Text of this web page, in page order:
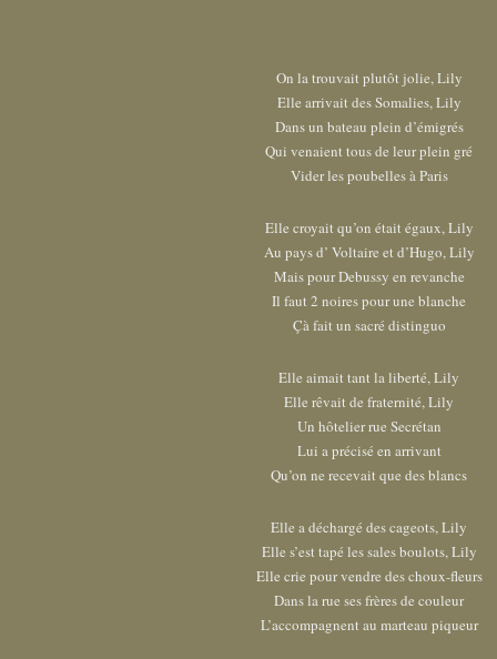
On la trouvait plutôt jolie, Lily
Elle arrivait des Somalies, Lily
Dans un bateau plein d’émigrés
Qui venaient tous de leur plein gré
Vider les poubelles à Paris
Elle croyait qu’on était égaux, Lily
Au pays d’ Voltaire et d’Hugo, Lily
Mais pour Debussy en revanche
Il faut 2 noires pour une blanche
Çà fait un sacré distinguo
Elle aimait tant la liberté, Lily
Elle rêvait de fraternité, Lily
Un hôtelier rue Secrétan
Lui a précisé en arrivant
Qu’on ne recevait que des blancs
Elle a déchargé des cageots, Lily
Elle s’est tapé les sales boulots, Lily
Elle crie pour vendre des choux-fleurs
Dans la rue ses frères de couleur
L’accompagnent au marteau piqueur